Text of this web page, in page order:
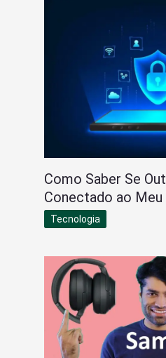
Como Saber Se
Conectado ao Meu
Tecnologia